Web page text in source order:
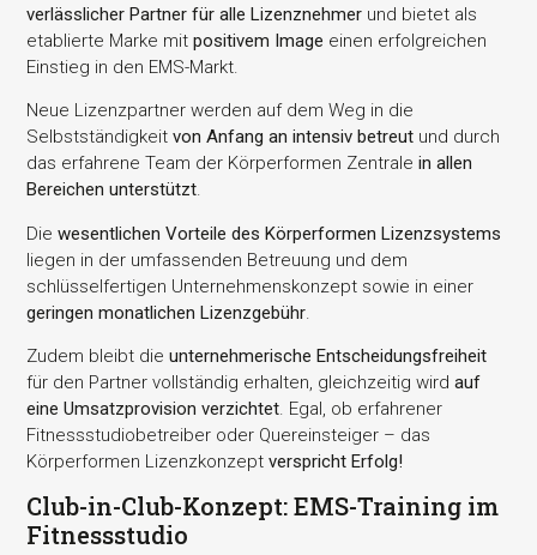
verlässlicher Partner für alle Lizenznehmer und bietet als
etablierte Marke mitpositivem Image einen erfolgreichen
Einstieg in den EMS-Markt.
Neue Lizenzpartner werden auf dem Weg in die
Selbstständigkeitvon Anfang an intensiv betreut und durch
das erfahrene Team der Körperformen Zentralein allen
Bereichen unterstützt.
Diewesentlichen Vorteile des Körperformen Lizenzsystems
liegen in der umfassenden Betreuung und dem
schlüsselfertigen Unternehmenskonzept sowie in einer
geringen monatlichen Lizenzgebühr.
Zudem bleibt dieunternehmerische Entscheidungsfreiheit
für den Partner vollständig erhalten, gleichzeitig wirdauf
eine Umsatzprovision verzichtet. Egal, ob erfahrener
Fitnessstudiobetreiber oder Quereinsteiger – das
Körperformen Lizenzkonzeptverspricht Erfolg!
Club-in-Club-Konzept: EMS-Training im
Fitnessstudio